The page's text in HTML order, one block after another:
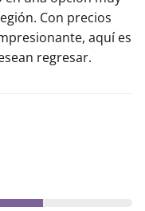
Con precios
aquí es
regresar.